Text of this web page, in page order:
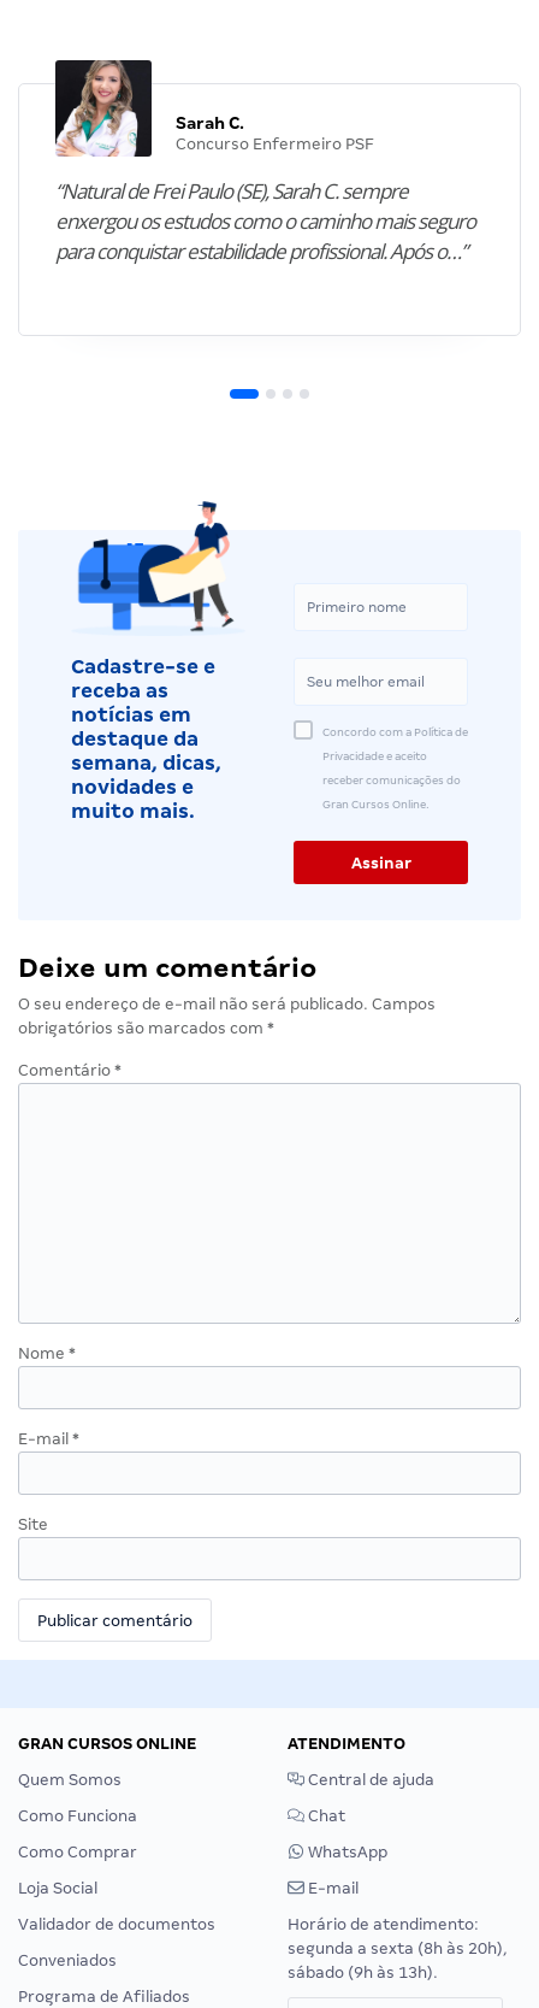
Sarah C.
Concurso Enfermeiro PSF
“Natural de Frei Paulo (SE), Sarah C. sempre
enxergou os estudos como o caminho mais seguro
para conquistar estabilidade profissional. Após o…”
Cadastre-se e
receba as
notícias em
destaque da
semana, dicas,
novidades e
muito mais.
Concordo com a Política de
Privacidade e aceito
receber comunicações do
Gran Cursos Online.
Deixe um comentário
O seu endereço de e-mail não será publicado. Campos
obrigatórios são marcados com *
Comentário *
Nome *
E-mail *
Site
GRAN CURSOS ONLINE
Quem Somos
Como Funciona
Como Comprar
Loja Social
Validador de documentos
Conveniados
Programa de Afiliados
ATENDIMENTO
Central de ajuda
Chat
WhatsApp
E-mail
Horário de atendimento:
segunda a sexta (8h às 20h),
sábado (9h às 13h).